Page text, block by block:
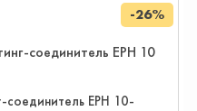
EPH 10-
-26%